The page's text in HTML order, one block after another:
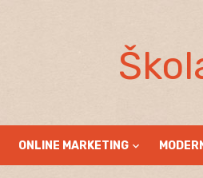
ONLINE MARKETING